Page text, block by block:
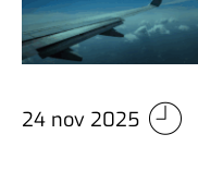
24 nov 2025